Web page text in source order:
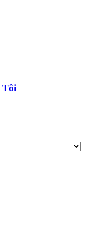
Tôi